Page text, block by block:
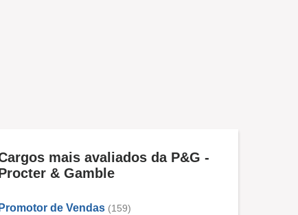
mais avaliados da P&G -
& Gamble
Promotor de Vendas (159)